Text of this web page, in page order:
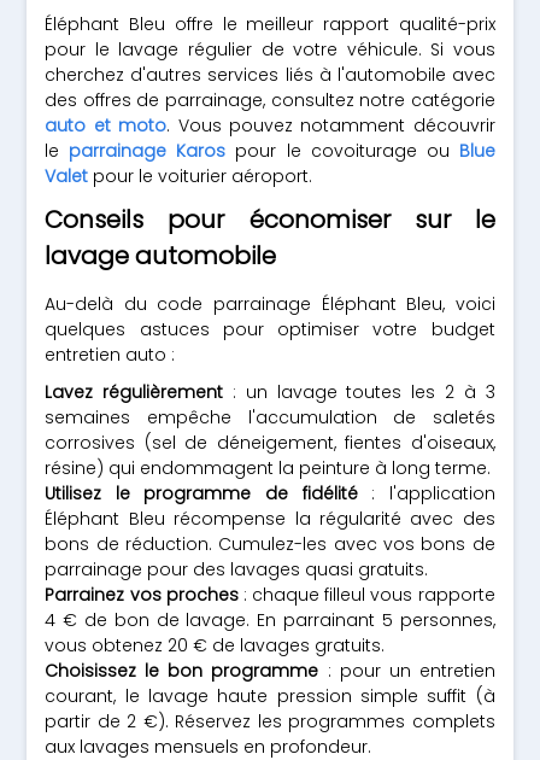
Éléphant Bleu offre le meilleur rapport qualité-prix
pour le lavage régulier de votre véhicule. Si vous
cherchez d'autres services liés à l'automobile avec
des offres de parrainage, consultez notre catégorie
auto et moto. Vous pouvez notamment découvrir
le parrainage Karos pour le covoiturage ou Blue
Valet pour le voiturier aéroport.
Conseils pour économiser sur le
lavage automobile
Au-delà du code parrainage Éléphant Bleu, voici
quelques astuces pour optimiser votre budget
entretien auto :
Lavez régulièrement : un lavage toutes les 2 à 3
semaines empêche l'accumulation de saletés
corrosives (sel de déneigement, fientes d'oiseaux,
résine) qui endommagent la peinture à long terme.
Utilisez le programme de fidélité: l'application
Éléphant Bleu récompense la régularité avec des
bons de réduction. Cumulez-les avec vos bons de
parrainage pour des lavages quasi gratuits.
Parrainez vos proches: chaque filleul vous rapporte
4 € de bon de lavage. En parrainant 5 personnes,
vous obtenez 20 € de lavages gratuits.
Choisissez le bon programme : pour un entretien
courant, le lavage haute pression simple suffit (à
partir de 2 €). Réservez les programmes complets
aux lavages mensuels en profondeur.